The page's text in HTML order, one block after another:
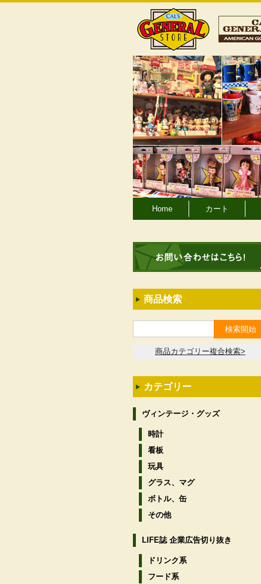
Home カート
商品検索
商品カテゴリー複合検索>
カテゴリー
ヴィンテージ・グッズ
時計
看板
玩具
グラス、マグ
ボトル、缶
その他
LIFE誌 企業広告切り抜き
ドリンク系
フード系